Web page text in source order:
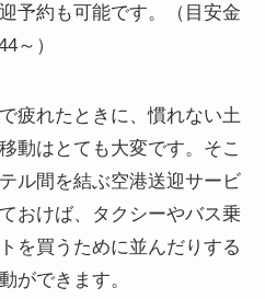
予約も可能です。（目安金
～）
疲れたときに、慣れない土
動はとても大変です。そこ
ル間を結ぶ空港送迎サービ
おけば、タクシーやバス乗
を買うために並んだりする
ができます。